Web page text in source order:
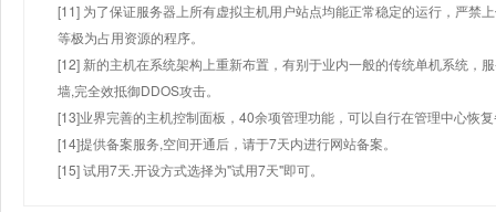
[11] 为了保证服务器上所有虚拟主机用户站点均能正常稳定的运行，严禁
等极为占用资源的程序。
[12] 新的主机在系统架构上重新布置，有别于业内一般的传统单机系统，
墙,完全效抵御DDOS攻击。
[13]业界完善的主机控制面板，40余项管理功能，可以自行在管理中心恢
[14]提供备案服务,空间开通后，请于7天内进行网站备案。
[15] 试用7天.开设方式选择为"试用7天"即可。